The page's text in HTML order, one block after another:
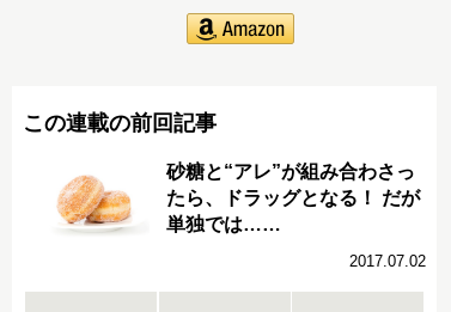
この連載の前回記事
砂糖と“アレ”が組み合わさっ
たら、ドラッグとなる！ だが
単独では……
2017.07.02